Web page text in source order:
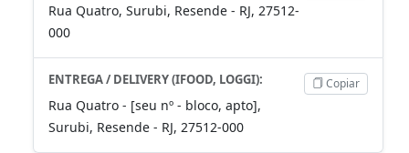
Rua Quatro, Surubi, Resende - RJ, 27512-
000
ENTREGA / DELIVERY (IFOOD, LOGGI):
Rua Quatro - [seu nº - bloco, apto],
Surubi, Resende - RJ, 27512-000
Copiar